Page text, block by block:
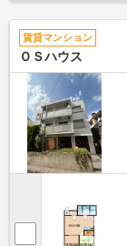
賃貸マンション
ＯＳハウス